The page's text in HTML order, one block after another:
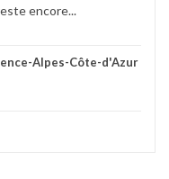
encore...
Alpes-Côte-d'Azur